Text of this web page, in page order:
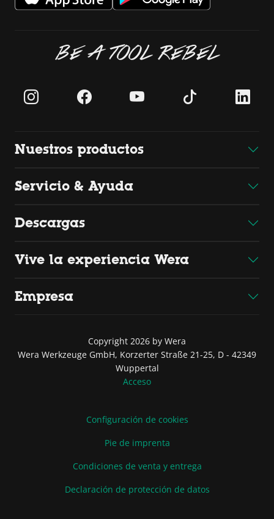
BE A TOOL REBEL
Nuestros productos
Servicio & Ayuda
Descargas
Vive la experiencia Wera
Empresa
Copyright 2026 by Wera
Wera Werkzeuge GmbH, Korzerter Straße 21-25, D - 42349
Wuppertal
Acceso
Configuración de cookies
Pie de imprenta
Condiciones de venta y entrega
Declaración de protección de datos